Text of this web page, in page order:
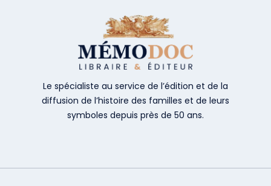
Le spécialiste au service de l’édition et de la
diffusion de l’histoire des familles et de leurs
symboles depuis près de 50 ans.